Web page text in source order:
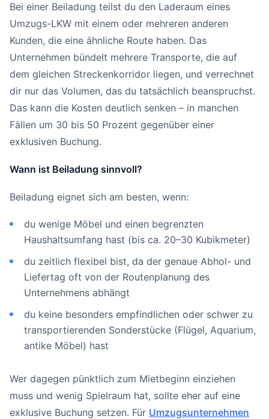
Bei einer Beiladung teilst du den Laderaum eines
Umzugs-LKW mit einem oder mehreren anderen
Kunden, die eine ähnliche Route haben. Das
Unternehmen bündelt mehrere Transporte, die auf
dem gleichen Streckenkorridor liegen, und verrechnet
dir nur das Volumen, das du tatsächlich beanspruchst.
Das kann die Kosten deutlich senken – in manchen
Fällen um 30 bis 50 Prozent gegenüber einer
exklusiven Buchung.
Wann ist Beiladung sinnvoll?
Beiladung eignet sich am besten, wenn:
du wenige Möbel und einen begrenzten
Haushaltsumfang hast (bis ca. 20–30 Kubikmeter)
du zeitlich flexibel bist, da der genaue Abhol- und
Liefertag oft von der Routenplanung des
Unternehmens abhängt
du keine besonders empfindlichen oder schwer zu
transportierenden Sonderstücke (Flügel, Aquarium,
antike Möbel) hast
Wer dagegen pünktlich zum Mietbeginn einziehen
muss und wenig Spielraum hat, sollte eher auf eine
exklusive Buchung setzen. Für Umzugsunternehmen